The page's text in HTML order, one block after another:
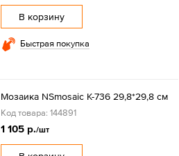
В корзину
Быстрая покупка
Мозаика NSmosaic K-736 29,8*29,8 см
Код товара: 144891
1 105 р./шт